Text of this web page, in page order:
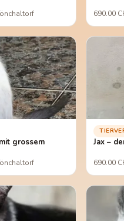
690.00
grossem
Jax –
690.00